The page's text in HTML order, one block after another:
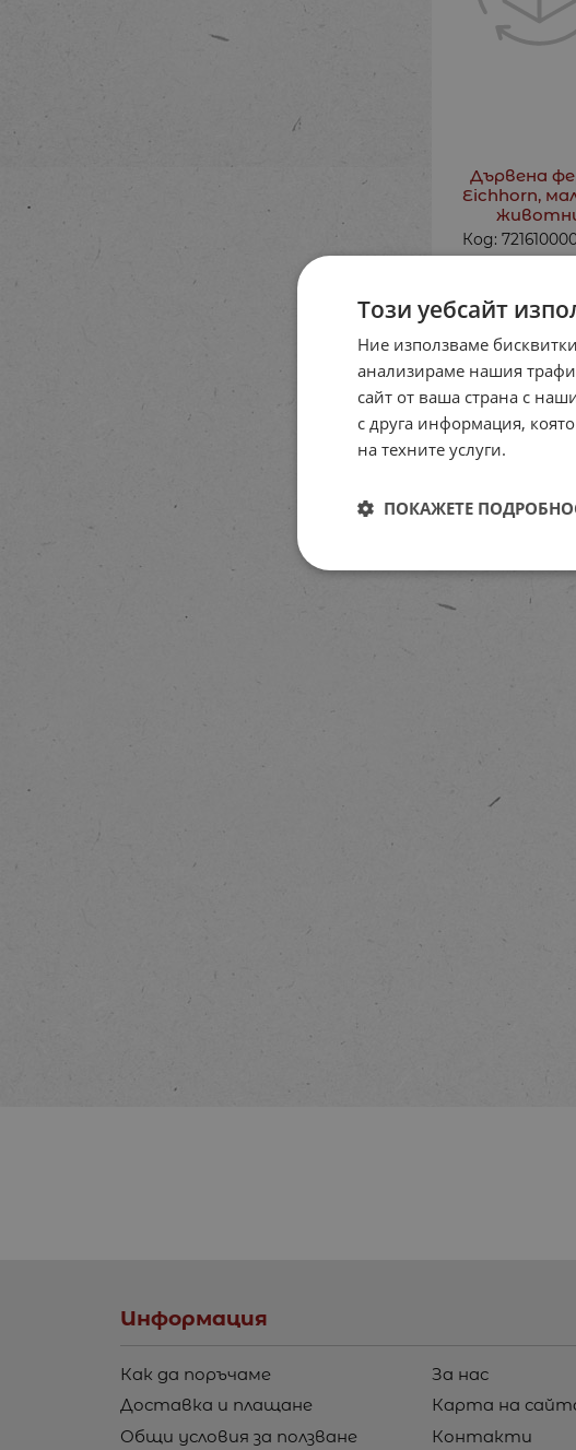
Дървена
Eichhorn,
Код:
Информация
Как да поръчаме
Доставка и плащане
Общи условия за ползване
За нас
Карта на
Контакти
Този уебсайт
Ние използваме
анализираме нашия
сайт от ваша страна с
с друга информация,
на техните услуги.
ПОКАЖЕТЕ